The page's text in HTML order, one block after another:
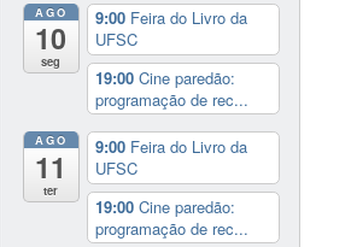
AGO
10
seg
9:00 Feira do Livro da
UFSC
19:00 Cine paredão:
programação de rec...
AGO
11
ter
9:00 Feira do Livro da
UFSC
19:00 Cine paredão:
programação de rec...